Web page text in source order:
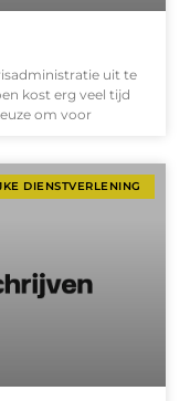
uit te
kost erg veel tijd
om voor
DIENSTVERLENING